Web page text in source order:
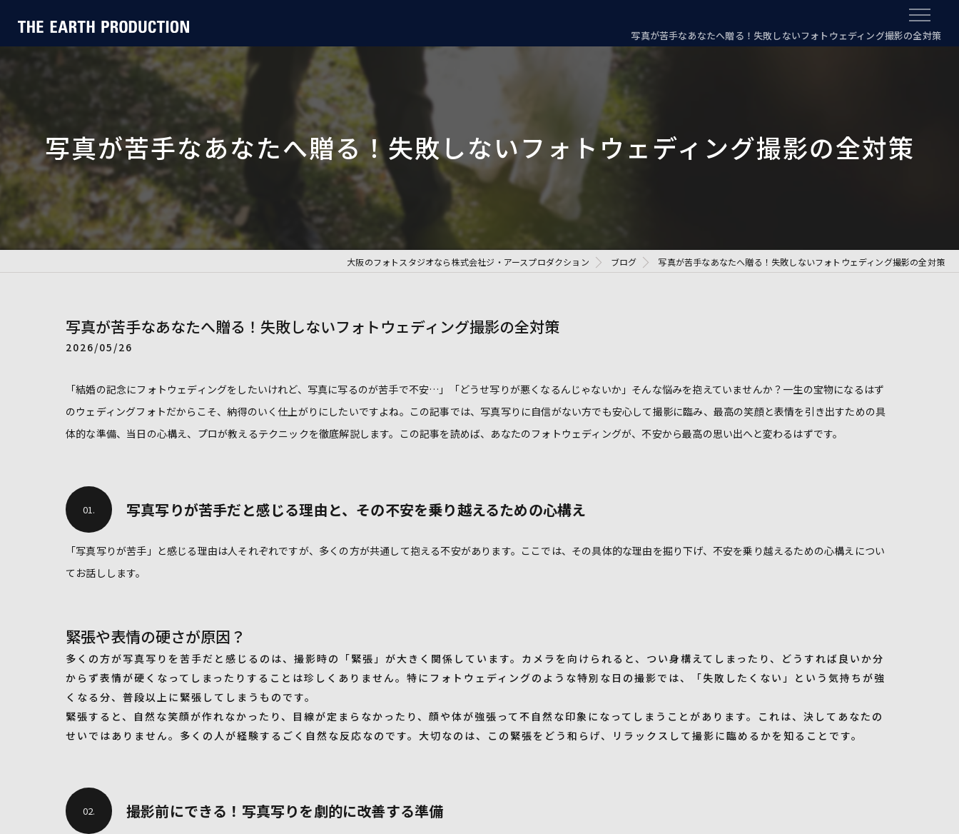
写真が苦手なあなたへ贈る！失敗しないフォトウェディング撮影の全対策
写真が苦手なあなたへ贈る！失敗しないフォトウェディング撮影の全対策
大阪のフォトスタジオなら株式会社ジ・アースプロダクション ブログ 写真が苦手なあなたへ贈る！失敗しないフォトウェディング撮影の全対策
写真が苦手なあなたへ贈る！失敗しないフォトウェディング撮影の全対策
2026/05/26
「結婚の記念にフォトウェディングをしたいけれど、写真に写るのが苦手で不安…」「どうせ写りが悪くなるんじゃないか」そんな悩みを抱えていませんか？一生の宝物になるはず
のウェディングフォトだからこそ、納得のいく仕上がりにしたいですよね。この記事では、写真写りに自信がない方でも安心して撮影に臨み、最高の笑顔と表情を引き出すための具
体的な準備、当日の心構え、プロが教えるテクニックを徹底解説します。この記事を読めば、あなたのフォトウェディングが、不安から最高の思い出へと変わるはずです。
写真写りが苦手だと感じる理由と、その不安を乗り越えるための心構え
01.
「写真写りが苦手」と感じる理由は人それぞれですが、多くの方が共通して抱える不安があります。ここでは、その具体的な理由を掘り下げ、不安を乗り越えるための心構えについ
てお話しします。
緊張や表情の硬さが原因？
多くの方が写真写りを苦手だと感じるのは、撮影時の「緊張」が大きく関係しています。カメラを向けられると、つい身構えてしまったり、どうすれば良いか分
からず表情が硬くなってしまったりすることは珍しくありません。特にフォトウェディングのような特別な日の撮影では、「失敗したくない」という気持ちが強
くなる分、普段以上に緊張してしまうものです。
緊張すると、自然な笑顔が作れなかったり、目線が定まらなかったり、顔や体が強張って不自然な印象になってしまうことがあります。これは、決してあなたの
せいではありません。多くの人が経験するごく自然な反応なのです。大切なのは、この緊張をどう和らげ、リラックスして撮影に臨めるかを知ることです。
撮影前にできる！写真写りを劇的に改善する準備
02.